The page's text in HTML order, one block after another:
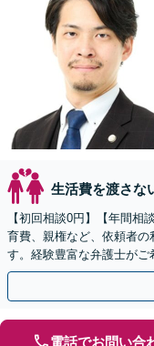
生活費を渡さな
【初回相談0円】【年間相
育費、親権など、依頼者の
す。経験豊富な弁護士が
案します。お気軽にお問合
電話でお問い合